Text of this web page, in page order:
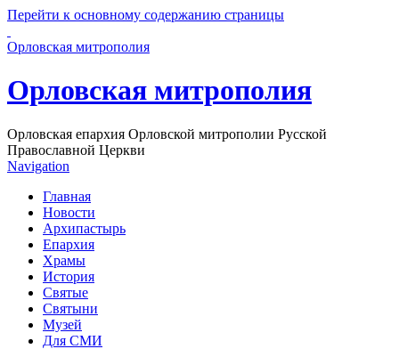
Перейти к основному содержанию страницы
Орловская митрополия
Орловская митрополия
Орловская епархия Орловской митрополии Русской
Православной Церкви
Navigation
Главная
Новости
Архипастырь
Епархия
Храмы
История
Святые
Святыни
Музей
Для СМИ